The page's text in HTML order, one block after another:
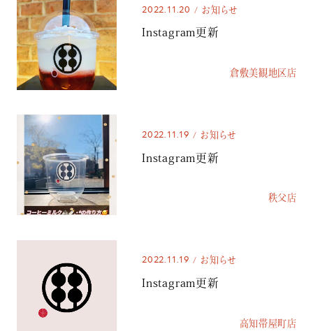
2022.11.20 お知らせ
Instagram更新
倉敷美観地区店
2022.11.19 お知らせ
Instagram更新
秩父店
2022.11.19 お知らせ
Instagram更新
高知帯屋町店